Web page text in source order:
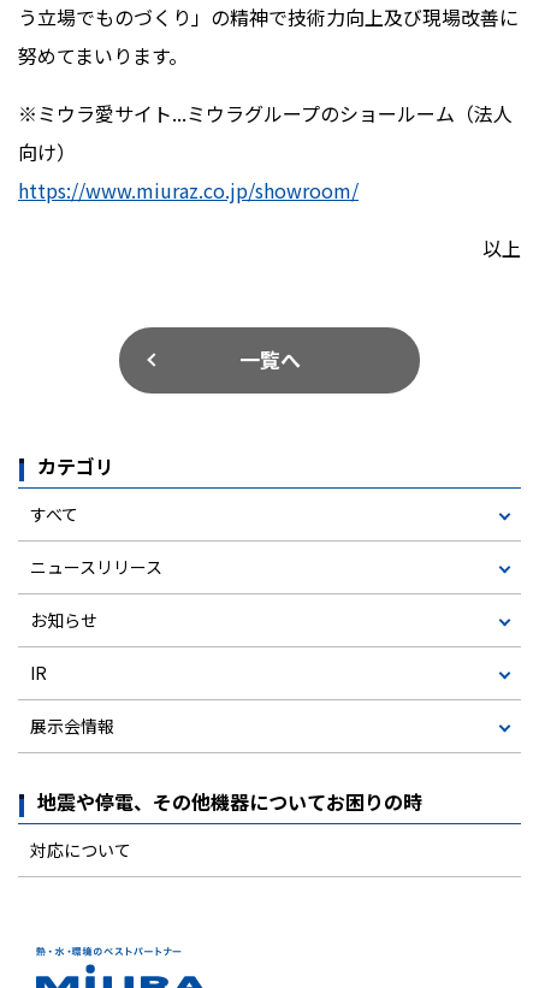
う立場でものづくり」の精神で技術力向上及び現場改善に
努めてまいります。
※ミウラ愛サイト...ミウラグループのショールーム（法人
向け）
https://www.miuraz.co.jp/showroom/
以上
一覧へ
カテゴリ
すべて
ニュースリリース
お知らせ
IR
展示会情報
地震や停電、その他機器についてお困りの時
対応について